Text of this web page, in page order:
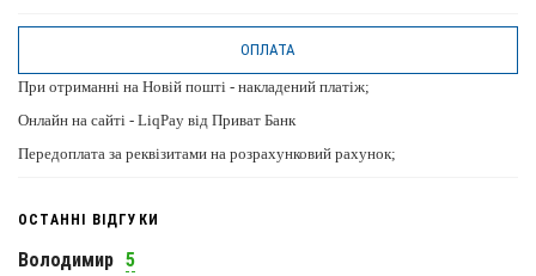
ОПЛАТА
При отриманні на Новій пошті - накладений платіж;
Онлайн на сайті - LiqPay від Приват Банк
Передоплата за реквізитами на розрахунковий рахунок;
ОСТАННІ ВІДГУКИ
Володимир 5